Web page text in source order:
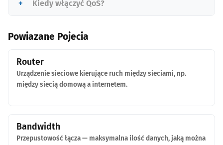
Kiedy włączyć QoS?
Powiazane Pojecia
Router
Urządzenie sieciowe kierujące ruch między sieciami, np.
między siecią domową a internetem.
Bandwidth
Przepustowość łącza — maksymalna ilość danych, jaką można